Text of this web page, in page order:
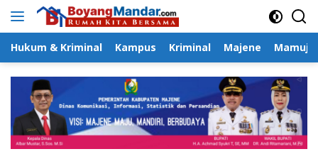
Langsung
Hukum & Kriminal Kampus Kriminal Majene Mamuju